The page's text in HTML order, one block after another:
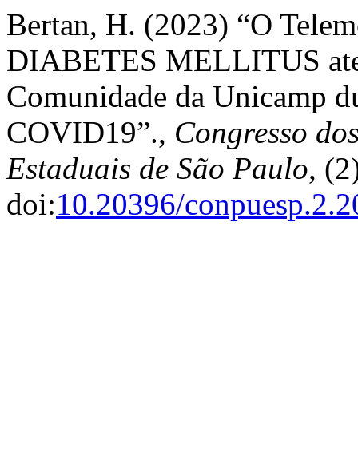
Bertan, H. (2023) “O
DIABETES MELLITUS
Comunidade da Unicamp
COVID19”., Congresso
Estaduais de São Paulo,
doi:10.20396/